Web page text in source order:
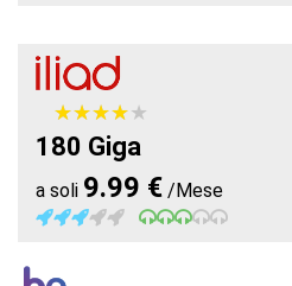
★★★★★
★★★★★
180 Giga
a soli 9.99 € /Mese